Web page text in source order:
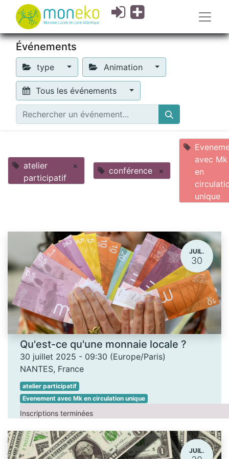
Événements
type Animation
Tous les événements
atelier
participatif
× conférence ×
avec Mk
en
unique
JUIL.
30
Qu'est-ce qu'une monnaie locale ?
30 juillet 2025 - 09:30 (Europe/Paris)
NANTES, France
atelier participatif
Evenement avec Mk en circulation unique
Inscriptions terminées
JUIL.